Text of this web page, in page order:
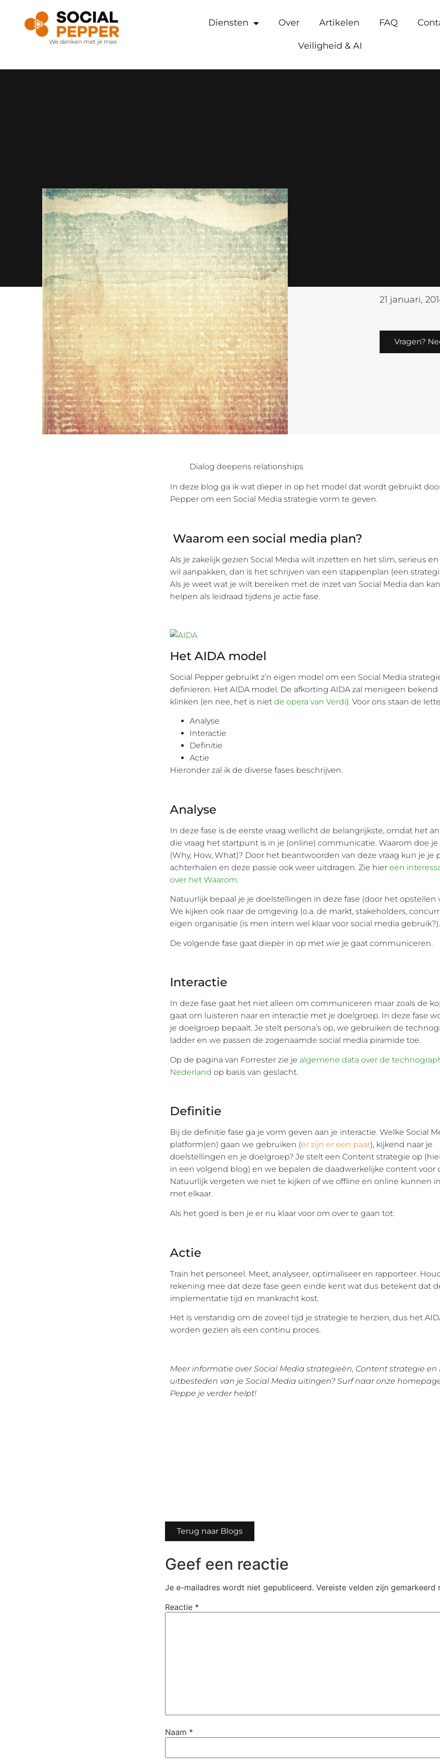
We denken met je mee
Diensten Over Artikelen FAQ
Veiligheid & AI
21 januari,
Vragen?
Dialog deepens relationships
In deze blog ga ik wat dieper in op het model dat wordt gebruikt
Pepper om een Social Media strategie vorm te geven.
Waarom een social media plan?
Als je zakelijk gezien Social Media wilt inzetten en het slim, serieus en
wil aanpakken, dan is het schrijven van een stappenplan (een
Als je weet wat je wilt bereiken met de inzet van Social Media dan
helpen als leidraad tijdens je actie fase.
Het AIDA model
Social Pepper gebruikt z’n eigen model om een Social Media
definieren. Het AIDA model. De afkorting AIDA zal menigeen
klinken (en nee, het is niet de opera van Verdi). Voor ons staan de
Analyse
Interactie
Definitie
Actie
Hieronder zal ik de diverse fases beschrijven.
Analyse
In deze fase is de eerste vraag wellicht de belangrijkste, omdat het
die vraag het startpunt is in je (online) communicatie. Waarom doe
(Why, How, What)? Door het beantwoorden van deze vraag kun je je
achterhalen en deze passie ook weer uitdragen. Zie hier een
over het Waarom.
Natuurlijk bepaal je je doelstellingen in deze fase (door het opstellen
We kijken ook naar de omgeving (o.a. de markt, stakeholders,
eigen organisatie (is men intern wel klaar voor social media gebruik?).
De volgende fase gaat dieper in op met wie je gaat communiceren.
Interactie
In deze fase gaat het niet alleen om communiceren maar zoals de
gaat om luisteren naar en interactie met je doelgroep. In deze fase
je doelgroep bepaalt. Je stelt persona’s op, we gebruiken de
ladder en we passen de zogenaamde social media piramide toe.
Op de pagina van Forrester zie je algemene data over de
Nederland op basis van geslacht.
Definitie
Bij de definitie fase ga je vorm geven aan je interactie. Welke Social
platform(en) gaan we gebruiken (er zijn er een paar), kijkend naar je
doelstellingen en je doelgroep? Je stelt een Content strategie op
in een volgend blog) en we bepalen de daadwerkelijke content voor
Natuurlijk vergeten we niet te kijken of we offline en online kunnen
met elkaar.
Als het goed is ben je er nu klaar voor om over te gaan tot:
Actie
Train het personeel. Meet, analyseer, optimaliseer en rapporteer.
rekening mee dat deze fase geen einde kent wat dus betekent dat
implementatie tijd en mankracht kost.
Het is verstandig om de zoveel tijd je strategie te herzien, dus het
worden gezien als een continu proces.
Meer informatie over Social Media strategieën, Content strategie en
uitbesteden van je Social Media uitingen? Surf naar onze
Peppe je verder helpt!
Terug naar Blogs
Geef een reactie
Je e-mailadres wordt niet gepubliceerd. Vereiste velden zijn gemarkeerd
Reactie *
Naam *